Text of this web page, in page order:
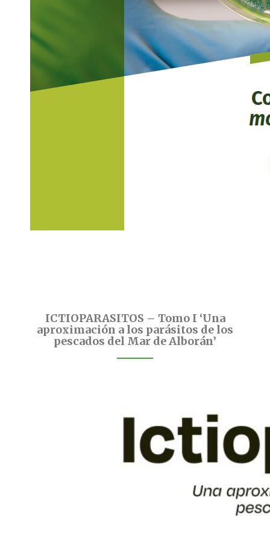
ICTIOPARASITOS – Tomo I ‘Una
aproximación a los parásitos de los
pescados del Mar de Alborán’